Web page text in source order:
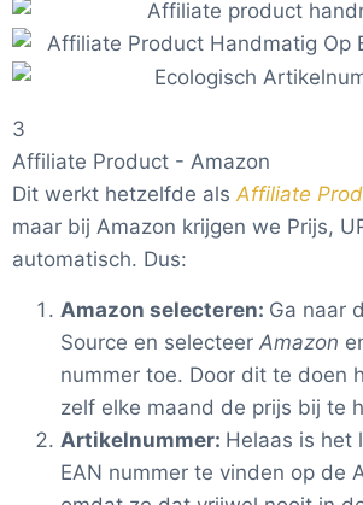
3
Affiliate Product - Amazon
Dit werkt hetzelfde als Affiliate
maar bij Amazon krijgen we Prijs,
automatisch. Dus:
Amazon selecteren: Ga naar
Source en selecteer Amazon
nummer toe. Door dit te doen
zelf elke maand de prijs bij te
Artikelnummer: Helaas is het
EAN nummer te vinden op de